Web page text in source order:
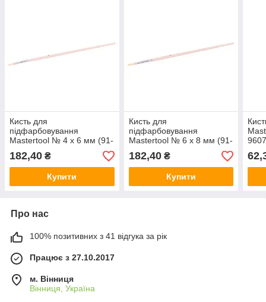
Кисть для
підфарбовування
Mastertool № 4 x 6 мм (91-
3006) (12 шт.)
182,40 ₴
Купити
Кисть для
підфарбовування
Mastertool № 6 x 8 мм (91-
3008) (12 шт.)
182,40₴
Купити
Про нас
100% позитивних з 41 відгука за рік
Працює з 27.10.2017
м. Вінниця
Вінниця, Україна